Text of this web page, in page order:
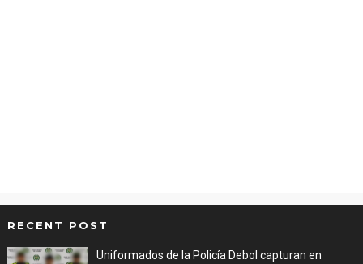
RECENT POST
Uniformados de la Policía Debol capturan en